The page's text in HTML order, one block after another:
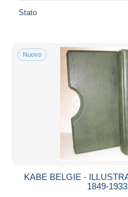
Stato
Nuovo
KABE BELGIE -
1849-